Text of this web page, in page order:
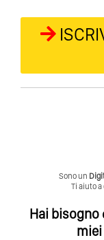
Sono un
Ti aiuto a
Hai bisogno